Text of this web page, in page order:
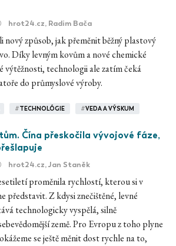
hrot24.cz, Radim Bača
nový způsob, jak přeměnit běžný plastový
Díky levným kovům a nové chemické
výtěžnosti, technologii ale zatím čeká
do průmyslové výroby.
#TECHNOLÓGIE #VEDA A VÝSKUM
Čína přeskočila vývojové fáze,
hrot24.cz, Jan Staněk
proměnila rychlostí, kterou si v
představit. Z kdysi znečištěné, levné
technologicky vyspělá, silně
země. Pro Evropu z toho plyne
se ještě měnit dost rychle na to,